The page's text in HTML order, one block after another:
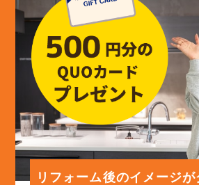
リフォーム後のイメージが